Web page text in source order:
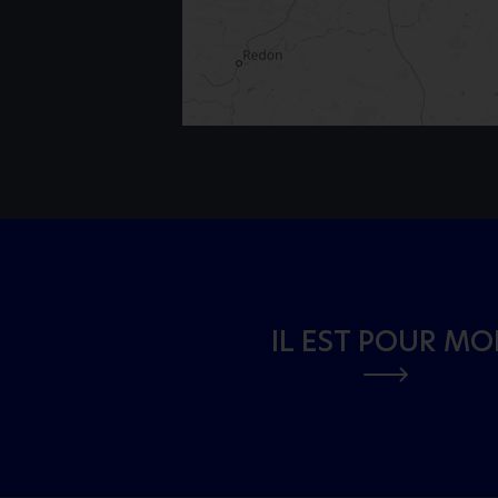
IL EST POUR